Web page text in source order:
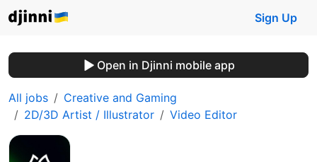
Sign Up
Open in Djinni mobile app
All jobs
Creative and Gaming
2D/3D Artist / Illustrator
Video Editor